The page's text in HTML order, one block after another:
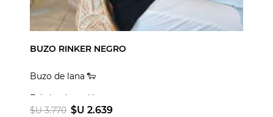
BUZO RINKER NEGRO
Buzo de lana 🐑
Fabricado en Uruguay
$U 3.770 $U 2.639